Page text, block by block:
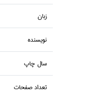
زبان
نويسنده
سال چاپ
تعداد صفحات